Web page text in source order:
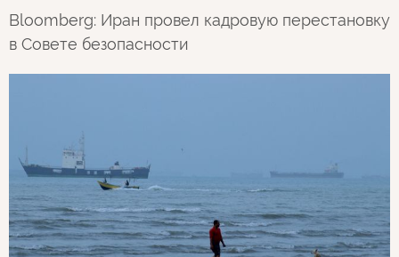
Bloomberg: Иран провел кадровую перестановку
в Совете безопасности